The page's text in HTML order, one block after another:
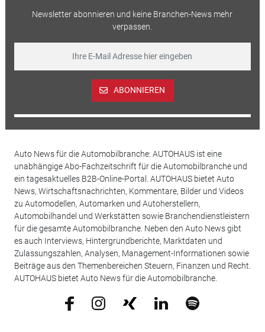
Newsletter abonnieren und keine Branchen-News mehr
verpassen.
ABONNIEREN
Auto News für die Automobilbranche: AUTOHAUS ist eine
unabhängige Abo-Fachzeitschrift für die Automobilbranche und
ein tagesaktuelles B2B-Online-Portal. AUTOHAUS bietet Auto
News, Wirtschaftsnachrichten, Kommentare, Bilder und Videos
zu Automodellen, Automarken und Autoherstellern,
Automobilhandel und Werkstätten sowie Branchendienstleistern
für die gesamte Automobilbranche. Neben den Auto News gibt
es auch Interviews, Hintergrundberichte, Marktdaten und
Zulassungszahlen, Analysen, Management-Informationen sowie
Beiträge aus den Themenbereichen Steuern, Finanzen und Recht.
AUTOHAUS bietet Auto News für die Automobilbranche.